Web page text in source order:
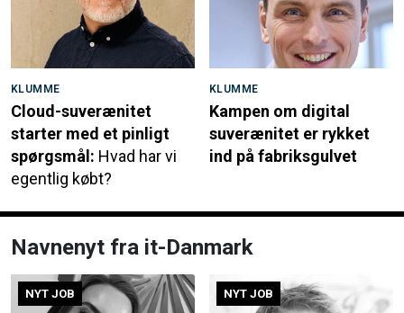
KLUMME
Cloud-suverænitet
starter med et pinligt
spørgsmål: Hvad har vi
egentlig købt?
KLUMME
Kampen om digital
suverænitet er rykket
ind på fabriksgulvet
Navnenyt fra it-Danmark
NYT JOB NYT JOB